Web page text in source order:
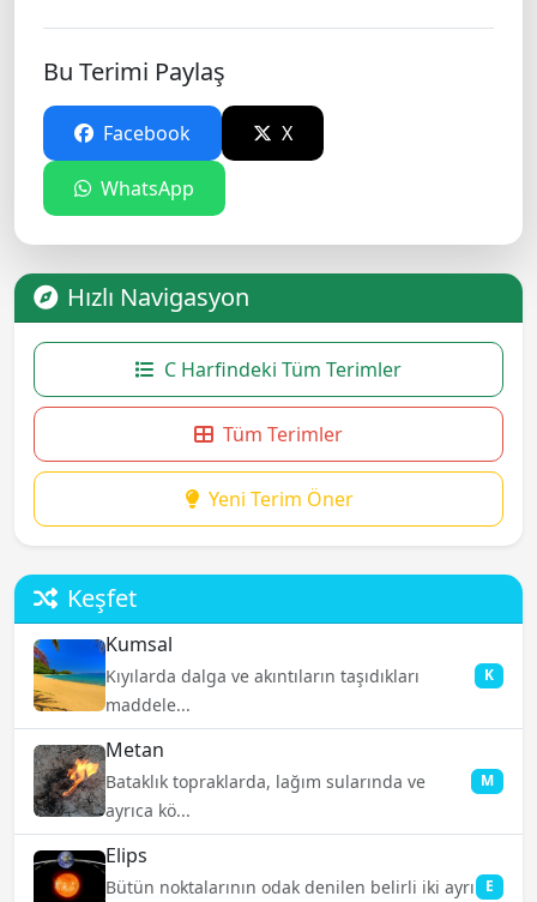
Bu Terimi Paylaş
Facebook X
WhatsApp
Hızlı Navigasyon
C Harfindeki Tüm Terimler
Tüm Terimler
Yeni Terim Öner
Keşfet
Kumsal
Kıyılarda dalga ve akıntıların taşıdıkları
maddele...
K
Metan
Bataklık topraklarda, lağım sularında ve
ayrıca kö...
M
Elips
Bütün noktalarının odak denilen belirli iki ayrı
E